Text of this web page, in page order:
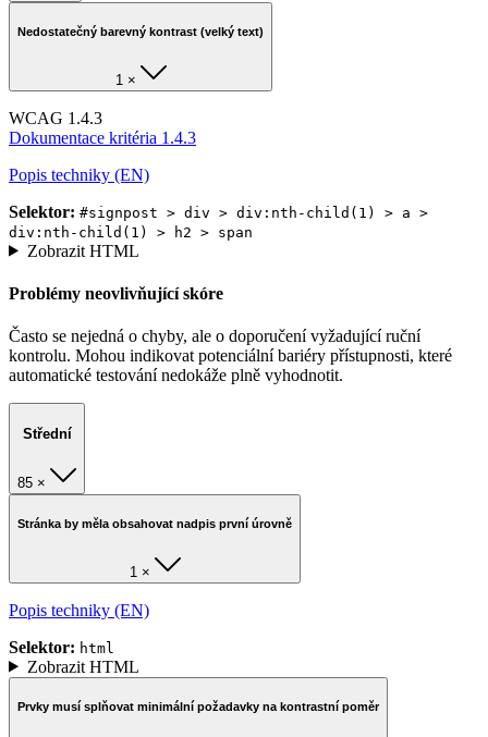
Nedostatečný barevný kontrast (velký text)
1 ×
WCAG 1.4.3
Dokumentace kritéria 1.4.3
Popis techniky (EN)
Selektor: #signpost > div > div:nth-child(1) > a >
div:nth-child(1) > h2 > span
Zobrazit HTML
Problémy neovlivňující skóre
Často se nejedná o chyby, ale o doporučení vyžadující ruční
kontrolu. Mohou indikovat potenciální bariéry přístupnosti, které
automatické testování nedokáže plně vyhodnotit.
Střední
85 ×
Stránka by měla obsahovat nadpis první úrovně
1 ×
Popis techniky (EN)
Selektor: html
Zobrazit HTML
Prvky musí splňovat minimální požadavky na kontrastní poměr